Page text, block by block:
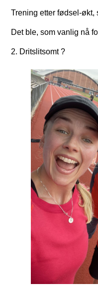
Trening etter fødsel-økt,
Det ble, som vanlig nå
2. Dritslitsomt ?